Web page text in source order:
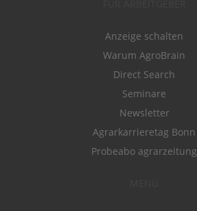
Anzeige schalten
Warum AgroBrain
Direct Search
Seminare
Newsletter
Agrarkarrieretag Bonn
Probeabo agrarzeitung